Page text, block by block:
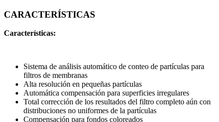
CARACTERÍSTICAS
Características:
Sistema de análisis automático de conteo de partículas para
filtros de membranas
Alta resolución en pequeñas partículas
Automática compensación para superficies irregulares
Total corrección de los resultados del filtro completo aún con
distribuciones no uniformes de la partículas
Compensación para fondos coloreados